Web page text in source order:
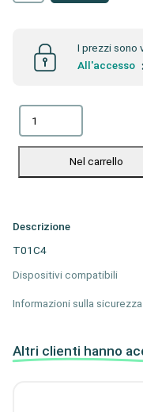
I prezzi sono
All'accesso
Nel carrello
Descrizione
T01C4
Dispositivi compatibili
Informazioni sulla
Altri clienti hanno